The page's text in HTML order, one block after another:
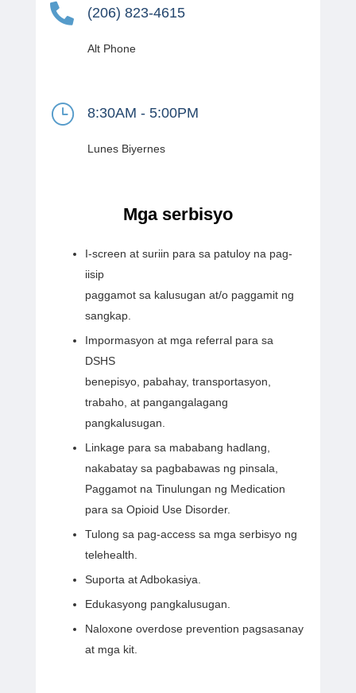
 (206) 823-4615
Alt Phone
} 8:30AM - 5:00PM
Lunes Biyernes
Mga serbisyo
I-screen at suriin para sa patuloy na pag-
iisip
paggamot sa kalusugan at/o paggamit ng
sangkap.
Impormasyon at mga referral para sa
DSHS
benepisyo, pabahay, transportasyon,
trabaho, at pangangalagang
pangkalusugan.
Linkage para sa mababang hadlang,
nakabatay sa pagbabawas ng pinsala,
Paggamot na Tinulungan ng Medication
para sa Opioid Use Disorder.
Tulong sa pag-access sa mga serbisyo ng
telehealth.
Suporta at Adbokasiya.
Edukasyong pangkalusugan.
Naloxone overdose prevention pagsasanay
at mga kit.